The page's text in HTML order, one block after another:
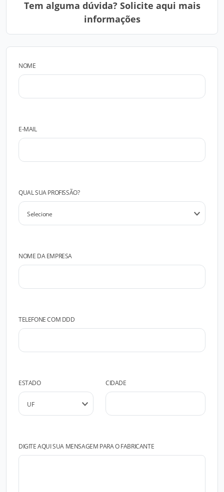
Tem alguma dúvida? Solicite aqui mais
informações
NOME
E-MAIL
QUAL SUA PROFISSÃO?
NOME DA EMPRESA
TELEFONE COM DDD
ESTADO CIDADE
DIGITE AQUI SUA MENSAGEM PARA O FABRICANTE